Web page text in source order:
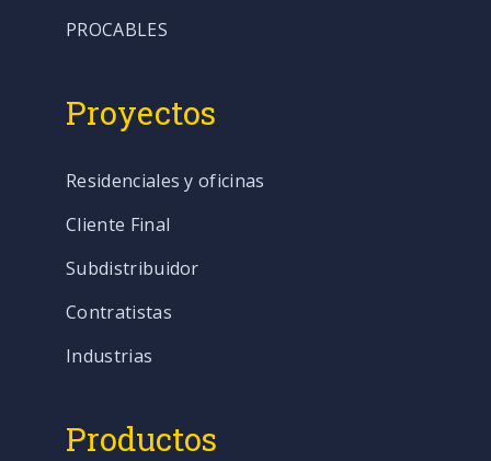
PROCABLES
Proyectos
Residenciales y oficinas
Cliente Final
Subdistribuidor
Contratistas
Industrias
Productos